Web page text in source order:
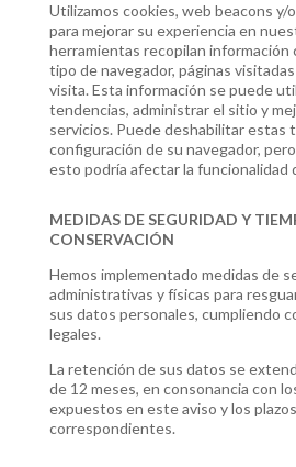
Utilizamos cookies, web beacons y/
para mejorar su experiencia en
herramientas recopilan información
tipo de navegador, páginas
visita. Esta información se puede
tendencias, administrar el sitio y
servicios. Puede deshabilitar estas
configuración de su navegador,
esto podría afectar la funcionalidad
MEDIDAS DE SEGURIDAD Y
CONSERVACIÓN
Hemos implementado medidas de
administrativas y físicas para
sus datos personales, cumpliendo
legales.
La retención de sus datos se
de 12 meses, en consonancia con
expuestos en este aviso y los
correspondientes.